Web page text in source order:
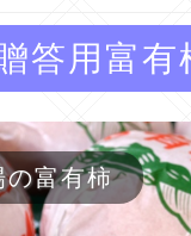
答用富
の富有柿